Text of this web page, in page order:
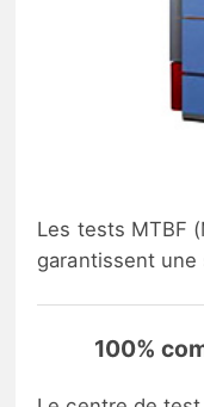
Les tests MTBF
garantissent
100%